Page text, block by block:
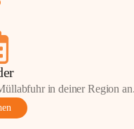
in deiner Region